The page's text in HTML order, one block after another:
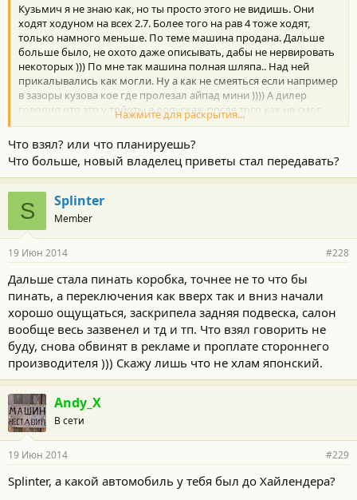
Кузьмич я не знаю как, но ты просто этого не видишь. Они
ходят ходуном на всех 2.7. Более того на рав 4 тоже ходят,
только намного меньше. По теме машина продана. Дальше
больше было, не охото даже описывать, дабы не нервировать
некоторых ))) По мне так машина полная шляпа.. Над ней
прикалывались как могли. Ну а как не смеяться если например
в зазоры кузова кое где пролезал айпад мини )))) А дилер
говорил что это у тойоты в допусках, после того как не смог
исправить даже крыло переднее... Ну нафиг короче, плохие
мысли в сторону хорошие в перед ))) Всем спасибо за внимание
а некоторым и за понимание
Нажмите для раскрытия...
Что взял? или что планируешь?
Что больше, новый владелец приветы стал передавать?
S Splinter
Member
19 Июн 2014 #228
Дальше стала пинать коробка, точнее не то что бы
пинать, а переключения как вверх так и вниз начали
хорошо ощущаться, заскрипела задняя подвеска, салон
вообще весь зазвенел и тд и тп. Что взял говорить не
буду, снова обвинят в рекламе и проплате стороннего
производителя ))) Скажу лишь что не хлам японский.
Andy_X
В сети
19 Июн 2014 #229
Splinter, а какой автомобиль у тебя был до Хайлендера?